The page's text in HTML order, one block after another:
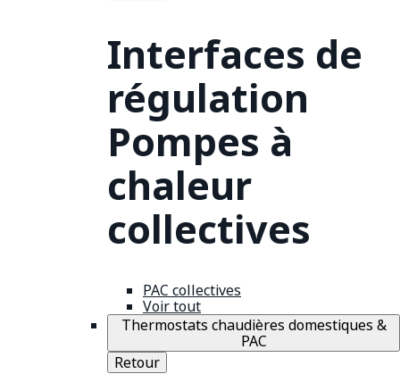
Interfaces de
régulation
Pompes à
chaleur
collectives
PAC collectives
Voir tout
Thermostats chaudières domestiques &
PAC
Retour